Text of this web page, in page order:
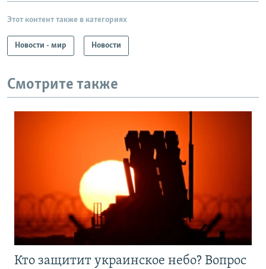
Этот контент также в категориях
Новости - мир Новости
Смотрите также
Кто защитит украинское небо? Вопрос